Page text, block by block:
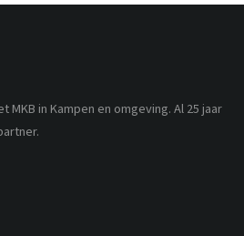
MKB in Kampen en omgeving. Al 25 jaar